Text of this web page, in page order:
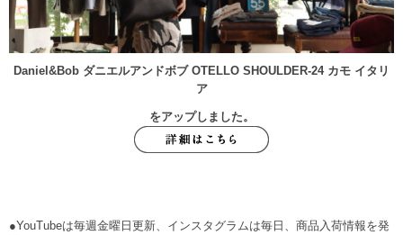
Daniel&Bob ダニエルアンドボブ OTELLO SHOULDER-24 カモ イタリ
ア
をアップしました。
●YouTubeは毎週金曜日更新、インスタグラムは毎日、商品入荷情報を発